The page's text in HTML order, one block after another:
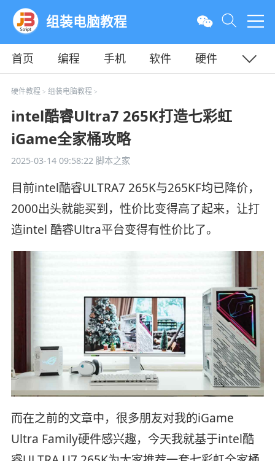
组装电脑教程
首页 编程 手机 软件
硬件
教程
平面
硬件教程 > 组装电脑教程 >
intel酷睿Ultra7 265K打造七彩虹
iGame全家桶攻略
2025-03-14 09:58:22脚本之家
目前intel酷睿ULTRA7 265K与265KF均已降价，
2000出头就能买到，性价比变得高了起来，让打
造intel 酷睿Ultra平台变得有性价比了。
而在之前的文章中，很多朋友对我的iGame
Ultra Family硬件感兴趣，今天我就基于intel酷